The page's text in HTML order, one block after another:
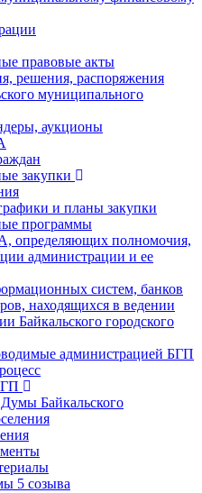
правовые акты
решения, распоряжения
муниципального
аукционы
закупки
и планы закупки
программы
определяющих полномочия,
администрации и ее
систем, банков
находящихся в ведении
Байкальского городского
администрацией БГП
ГП
Байкальского
5 созыва